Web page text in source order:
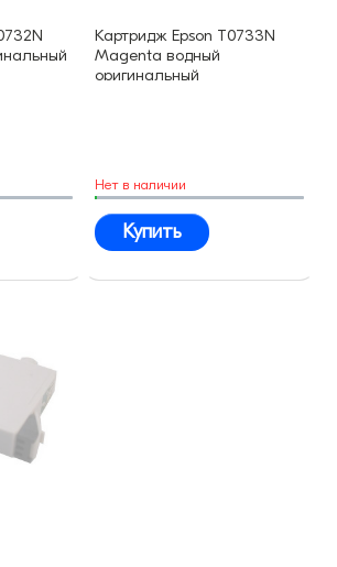
Картридж Epson T0733N
Magenta водный
оригинальный
Нет в наличии
Купить